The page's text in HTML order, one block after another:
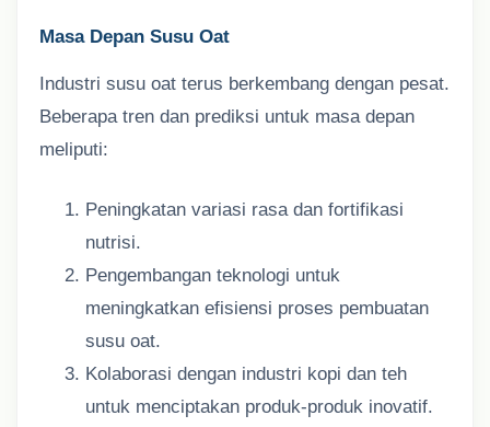
Masa Depan Susu Oat
Industri susu oat terus berkembang dengan pesat.
Beberapa tren dan prediksi untuk masa depan
meliputi:
Peningkatan variasi rasa dan fortifikasi
nutrisi.
Pengembangan teknologi untuk
meningkatkan efisiensi proses pembuatan
susu oat.
Kolaborasi dengan industri kopi dan teh
untuk menciptakan produk-produk inovatif.